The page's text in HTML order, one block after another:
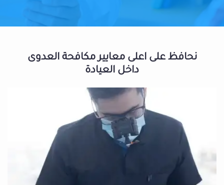
نحافظ على اعلى معايير مكافحة العدوى
داخل العيادة